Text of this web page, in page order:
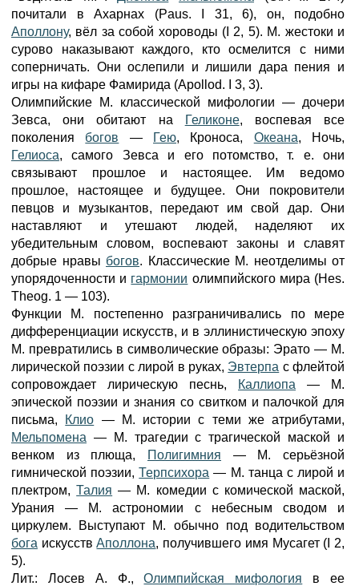
почитали в Ахарнах (Paus. I 31, 6), он, подобно
Аполлону, вёл за собой хороводы (I 2, 5). М. жестоки и
сурово наказывают каждого, кто осмелится с ними
соперничать. Они ослепили и лишили дара пения и
игры на кифаре Фамирида (Apollod. I 3, 3).
Олимпийские М. классической мифологии — дочери
Зевса, они обитают на
Геликоне, воспевая все
поколения богов — Гею, Кроноса, Океана, Ночь,
Гелиоса, самого Зевса и его потомство, т. е. они
связывают прошлое и настоящее. Им ведомо
прошлое, настоящее и будущее. Они покровители
певцов и музыкантов, передают им свой дар. Они
наставляют и утешают людей, наделяют их
убедительным словом, воспевают законы и славят
добрые нравы богов. Классические М. неотделимы от
упорядоченности и гармонии олимпийского мира (Hes.
Theog. 1 — 103).
Функции M. постепенно разграничивались по мере
дифференциации искусств, и в эллинистическую эпоху
М. превратились в символические образы: Эрато — М.
лирической поэзии с лирой в руках, Эвтерпа с флейтой
сопровождает лирическую песнь,
Каллиопа — М.
эпической поэзии и знания со свитком и палочкой для
письма,
Клио — М. истории с теми же атрибутами,
Мельпомена — М. трагедии с трагической маской и
венком из плюща,
Полигимния — М. серьёзной
гимнической поэзии,Терпсихора — М. танца с лирой и
плектром,Талия — М. комедии с комической маской,
Урания — М. астрономии с небесным сводом и
циркулем. Выступают М. обычно под водительством
бога искусствАполлона, получившего имя Мусагет (I 2,
5).
Лит.: Лосев А. Ф.,Олимпийская мифология в ее